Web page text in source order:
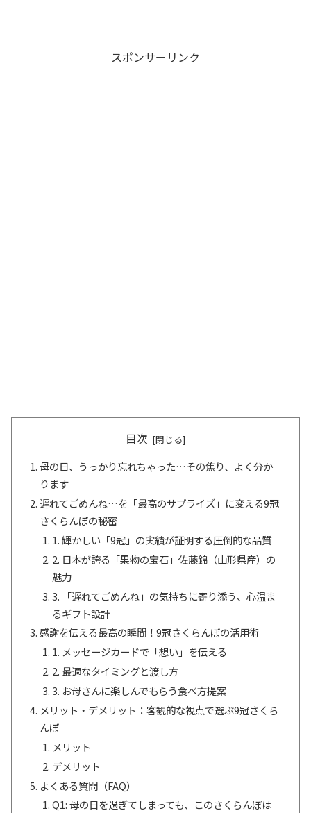
スポンサーリンク
目次
母の日、うっかり忘れちゃった…その焦り、よく分か
ります
遅れてごめんね…を「最高のサプライズ」に変える9冠
さくらんぼの秘密
1. 輝かしい「9冠」の実績が証明する圧倒的な品質
2. 日本が誇る「果物の宝石」佐藤錦（山形県産）の
魅力
3. 「遅れてごめんね」の気持ちに寄り添う、心温ま
るギフト設計
感謝を伝える最高の瞬間！9冠さくらんぼの活用術
1. メッセージカードで「想い」を伝える
2. 最適なタイミングと渡し方
3. お母さんに楽しんでもらう食べ方提案
メリット・デメリット：客観的な視点で選ぶ9冠さくら
んぼ
メリット
デメリット
よくある質問（FAQ）
Q1: 母の日を過ぎてしまっても、このさくらんぼは